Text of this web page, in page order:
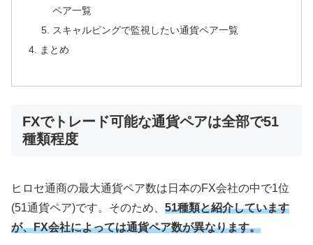
ペア一覧
スキャルピングで監視したい通貨ペア一覧
まとめ
FXでトレード可能な通貨ペアは全部で51
種類程度
ヒロセ通商の最大通貨ペア数は日本のFX会社の中で1位
(51通貨ペア)です。そのため、 51種類と紹介しています
が、FX会社によっては通貨ペア数が異なります。